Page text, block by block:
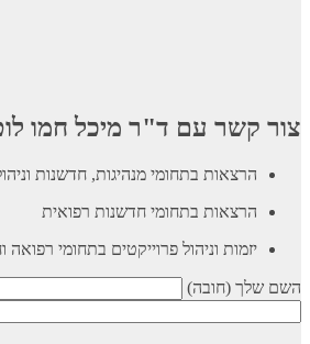
צור קשר עם ד"ר מיכל חמו
הרצאות בתחומי מנהיגות, חדשנות
הרצאות בתחומי חדשנות רפואית
יזמות וניהול פרוייקטים בתחומי רפואה
השם שלך (חובה)